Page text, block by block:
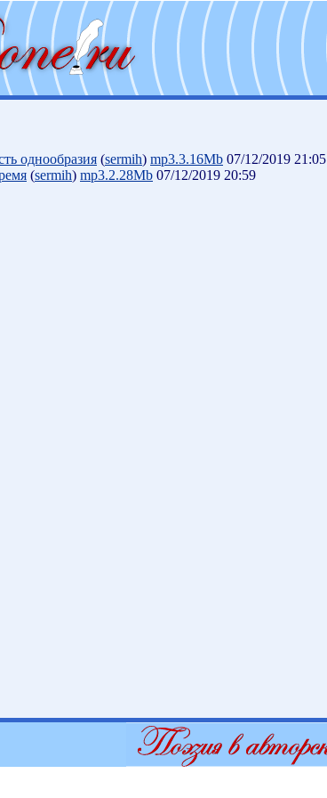
однообразия (sermih) mp3.3.16Mb 07/12/2019 21:05
(sermih) mp3.2.28Mb 07/12/2019 20:59